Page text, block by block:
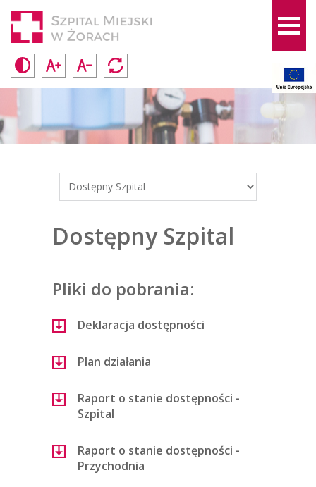
Dostępny Szpital
Pliki do pobrania:
Deklaracja dostępności
Plan działania
Raport o stanie dostępności -
Szpital
Raport o stanie dostępności -
Przychodnia